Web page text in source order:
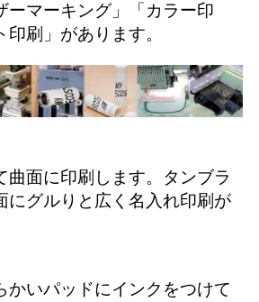
ーマーキング」「 カラー印
印刷 」があります。
曲面に印刷します。タンブラ
にグルりと広く名入れ印刷が
かいパッドにインクをつけて